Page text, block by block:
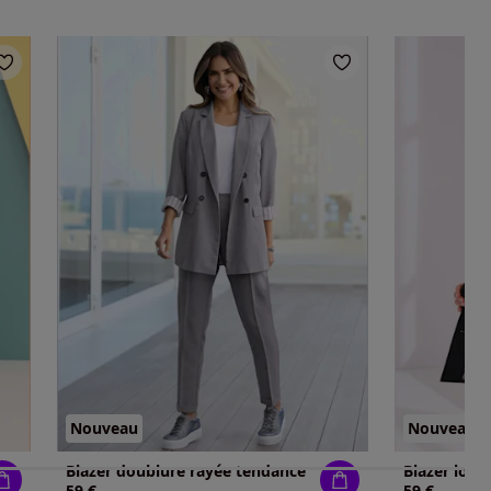
Nouveau
Blazer doublure rayée tendance
Nouveau